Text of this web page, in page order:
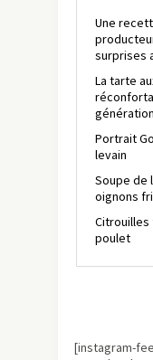
Une
surprises
La tarte
Portrait
levain
Soupe de
oignons
poulet
[instagram-